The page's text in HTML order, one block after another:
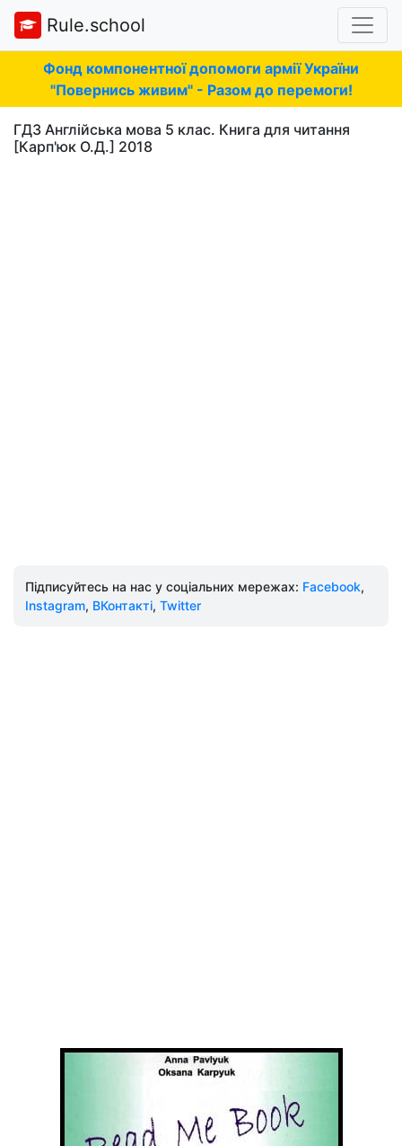
Rule.school
Фонд компонентної допомоги армії України
"Повернись живим" - Разом до перемоги!
ГДЗ Англійська мова 5 клас. Книга для читання
[Карп'юк О.Д.] 2018
Підписуйтесь на нас у соціальних мережах: Facebook,
Instagram, ВКонтакті, Twitter